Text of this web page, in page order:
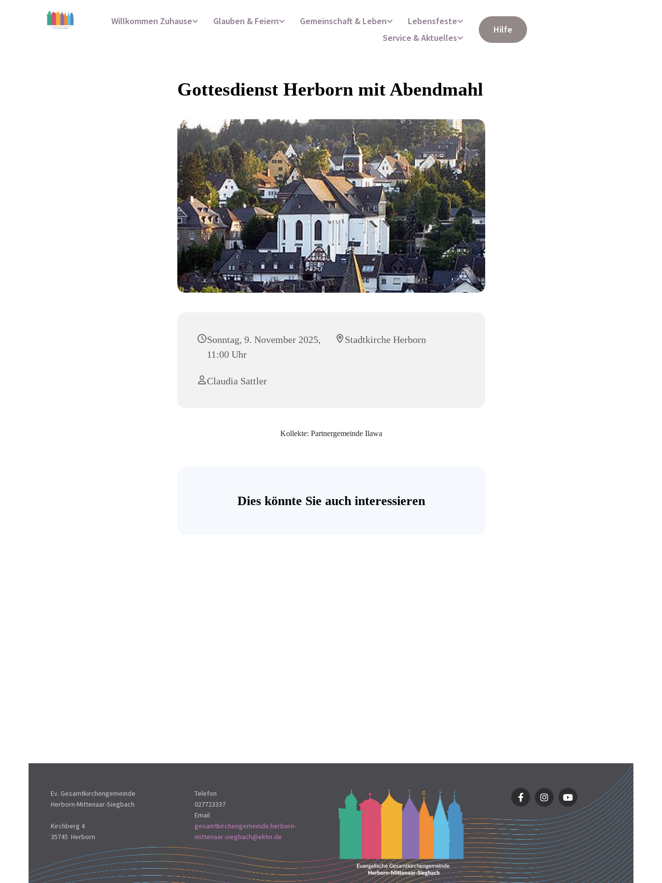
Willkommen Zuhause Glauben & Feiern Gemeinschaft & Leben
Lebensfeste
Service & Aktuelles
Hilfe
Gottesdienst Herborn mit Abendmahl
Sonntag, 9. November 2025,
11:00 Uhr
Stadtkirche Herborn
Claudia Sattler
Kollekte: Partnergemeinde Ilawa
Dies könnte Sie auch interessieren
Ev. Gesamtkirchengemeinde
Herborn-Mittenaar-Siegbach
Kirchberg 4
35745 Herborn
Telefon
027723337
Email
gesamtkirchengemeinde.herborn-
mittenaar-siegbach@ekhn.de